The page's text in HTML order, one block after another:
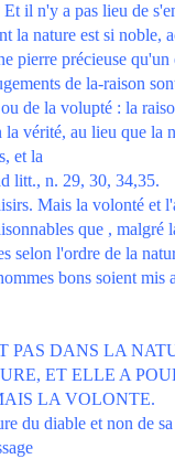
Et il n'y a pas lieu de
la nature est si noble,
pierre précieuse qu'un
de la-raison
de la volupté : la
la vérité, au lieu que la
et la
litt., n. 29, 30, 34,35.
Mais la volonté et
que , malgré
selon l'ordre de la
bons soient mis
PAS DANS LA
ET ELLE A
LA VOLONTE.
du diable et non de